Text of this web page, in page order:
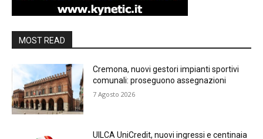
MOST READ
Cremona, nuovi gestori impianti sportivi
comunali: proseguono assegnazioni
7 Agosto 2026
UILCA UniCredit, nuovi ingressi e centinaia